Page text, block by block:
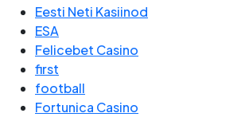
Eesti Neti Kasiinod
ESA
Felicebet Casino
first
football
Fortunica Casino